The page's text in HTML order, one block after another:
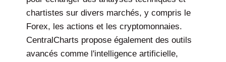
chartistes sur divers marchés, y compris le
Forex, les actions et les cryptomonnaies.
CentralCharts propose également des outils
avancés comme l'intelligence artificielle,